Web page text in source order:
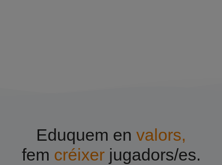
Eduquem en valors,
fem créixerjugadors/es.